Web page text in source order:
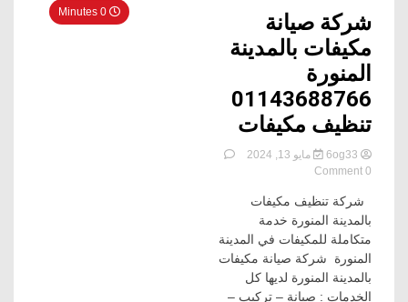
شركة صيانة
مكيفات بالمدينة
المنورة
01143688766
تنظيف مكيفات
مايو 13, 2024
0 Comment
on
صيانة
مكيفات
بالمدينة
المنورة
01143688766
تنظيف
شركة تنظيف مكيفات
بالمدينة المنورة خدمة
متكاملة للمكيفات في المدينة
المنورة شركة صيانة مكيفات
بالمدينة المنورة لديها كل
الخدمات : صيانة – تركيب –